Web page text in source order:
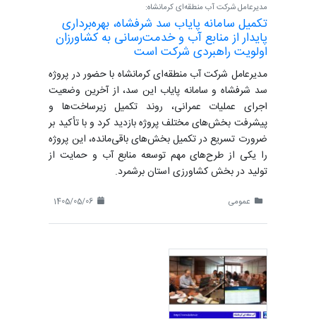
مدیرعامل شرکت آب منطقه‌ای کرمانشاه:
تکمیل سامانه پایاب سد شرفشاه، بهره‌برداری
پایدار از منابع آب و خدمت‌رسانی به کشاورزان
اولویت راهبردی شرکت است
مدیرعامل شرکت آب منطقه‌ای کرمانشاه با حضور در پروژه
سد شرفشاه و سامانه پایاب این سد، از آخرین وضعیت
اجرای عملیات عمرانی، روند تکمیل زیرساخت‌ها و
پیشرفت بخش‌های مختلف پروژه بازدید کرد و با تأکید بر
ضرورت تسریع در تکمیل بخش‌های باقی‌مانده، این پروژه
را یکی از طرح‌های مهم توسعه منابع آب و حمایت از
تولید در بخش کشاورزی استان برشمرد.
عمومی